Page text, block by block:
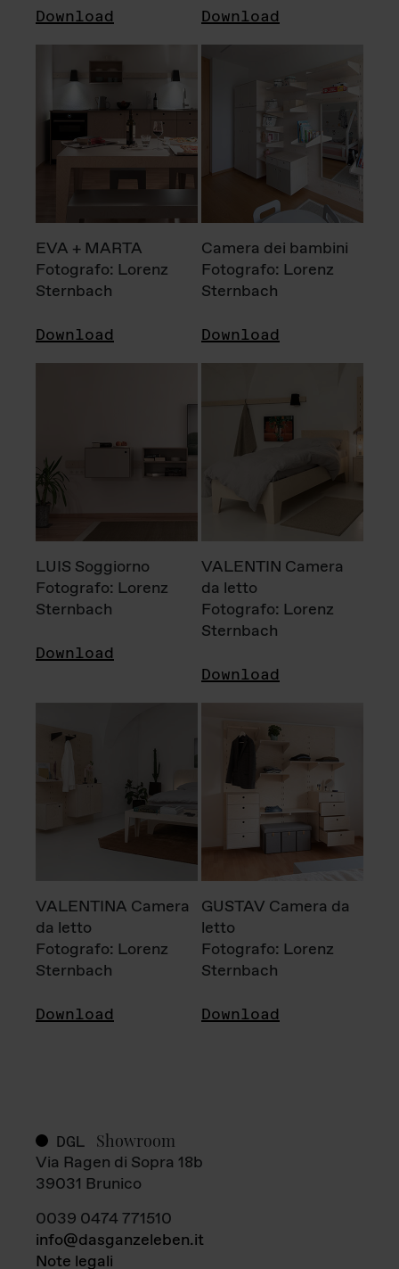
Download Download
EVA + MARTA
Fotografo: Lorenz
Sternbach
Download
Camera dei bambini
Fotografo: Lorenz
Sternbach
Download
LUIS Soggiorno
Fotografo: Lorenz
Sternbach
Download
VALENTIN Camera
da letto
Fotografo: Lorenz
Sternbach
Download
VALENTINA Camera
da letto
Fotografo: Lorenz
Sternbach
Download
GUSTAV Camera da
letto
Fotografo: Lorenz
Sternbach
Download
DGL Showroom
Via Ragen di Sopra 18b
39031 Brunico
0039 0474 771510
info@dasganzeleben.it
Note legali